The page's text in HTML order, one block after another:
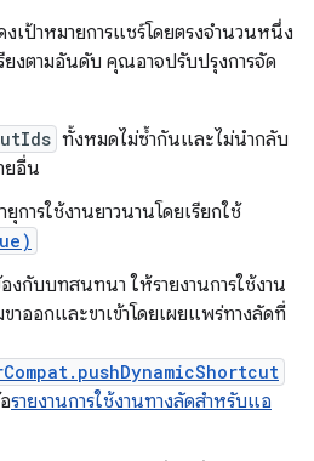
เป้าหมายการแชร์โดยตรงจำนวนหนึ่ง
ยงตามอันดับ คุณอาจปรับปรุงการจัด
ทั้งหมดไม่ซ้ำกันและไม่นำกลับ
ยอื่น
การใช้งานยาวนานโดยเรียกใช้
งกับบทสนทนา ให้รายงานการใช้งาน
าออกและขาเข้าโดยเผยแพร่ทางลัดที่
รายงานการใช้งานทางลัดสำหรับแอ